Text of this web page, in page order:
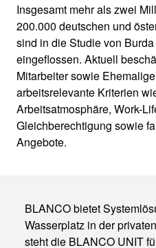
Insgesamt mehr als zwei
200.000 deutschen und
sind in die Studie von Burda
eingeflossen. Aktuell
Mitarbeiter sowie
arbeitsrelevante Kriterien
Arbeitsatmosphäre, Work-
Gleichberechtigung sowie
Angebote.
BLANCO bietet
Wasserplatz in der
steht die BLANCO UNIT